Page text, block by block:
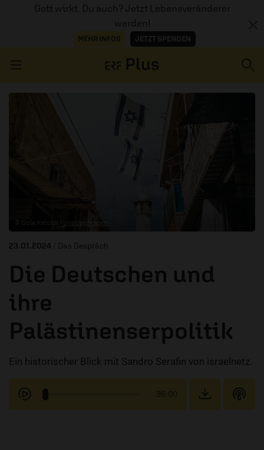
Gott wirkt. Du auch? Jetzt Lebensveränderer
werden!
MEHR INFOS JETZT SPENDEN
23.01.2024 / Das Gespräch
Die Deutschen und
ihre
Palästinenserpolitik
Ein historischer Blick mit Sandro Serafin von israelnetz.
36:00